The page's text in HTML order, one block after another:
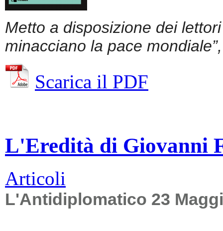
Metto a disposizione dei
minacciano la pace
Scarica il PDF
L'Eredità di Giovanni
Articoli
L'Antidiplomatico 23